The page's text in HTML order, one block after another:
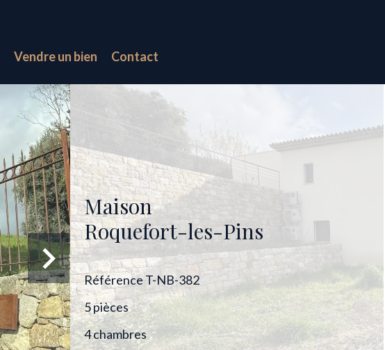
Vendre un bien Contact
Maison
Roquefort-les-Pins
RéférenceT-NB-382
5 pièces
4 chambres